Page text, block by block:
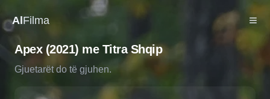
Al Filma
Apex (2021) me Titra Shqip
Gjuetarët do të gjuhen.